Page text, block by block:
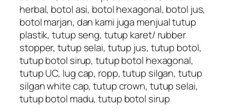
herbal, botol asi, botol hexagonal, botol jus,
botol marjan, dan kami juga menjual tutup
plastik, tutup seng, tutup karet/ rubber
stopper, tutup selai, tutup jus, tutup botol,
tutup botol sirup, tutup botol hexagonal,
tutup UC, lug cap, ropp, tutup silgan, tutup
silgan white cap, tutup crown, tutup selai,
tutup botol madu, tutup botol sirup